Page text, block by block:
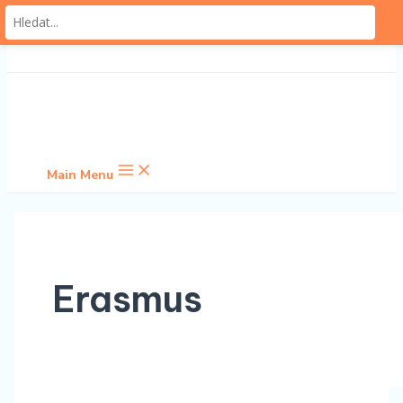
Přeskočit na obsah
Main Menu
Erasmus